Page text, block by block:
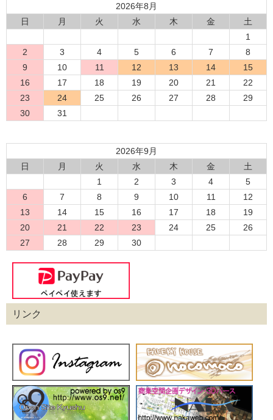
2026年8月
日
月 火 水 木 金
土
1
2
3 4 5 6 7
8
9
10 11 12 13 14
15
16
17 18 19 20 21
22
23
24 25 26 27 28
29
30
31
2026年9月
日
月 火 水 木 金
土
1
2 3 4
5
6
7 8 9 10 11
12
13
14 15 16 17 18
19
20
21 22 23 24 25
26
27
28 29 30
リンク